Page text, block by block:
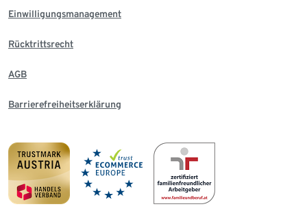
Einwilligungsmanagement
Rücktrittsrecht
AGB
Barrierefreiheitserklärung